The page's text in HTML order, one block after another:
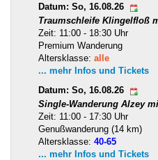
Datum: So, 16.08.26
Traumschleife Klingelfloß
Zeit: 11:00 - 18:30 Uhr
Premium Wanderung
Altersklasse: alle
... mehr Infos und Tickets
Datum: So, 16.08.26
Single-Wanderung Alzey
Zeit: 11:00 - 17:30 Uhr
Genußwanderung (14 km)
Altersklasse: 40-65
... mehr Infos und Tickets